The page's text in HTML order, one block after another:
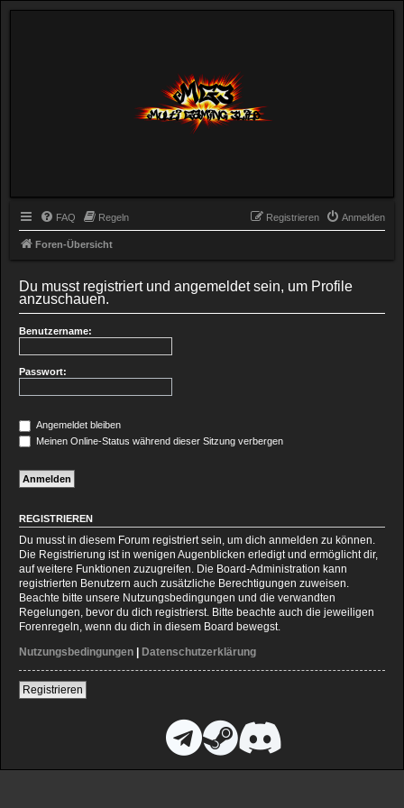
FAQ Regeln Anmelden
Registrieren
Foren-Übersicht
Du musst registriert und angemeldet sein, um Profile
anzuschauen.
Benutzername:
Passwort:
Angemeldet bleiben
Meinen Online-Status während dieser Sitzung verbergen
REGISTRIEREN
Du musst in diesem Forum registriert sein, um dich anmelden zu können.
Die Registrierung ist in wenigen Augenblicken erledigt und ermöglicht dir,
auf weitere Funktionen zuzugreifen. Die Board-Administration kann
registrierten Benutzern auch zusätzliche Berechtigungen zuweisen.
Beachte bitte unsere Nutzungsbedingungen und die verwandten
Regelungen, bevor du dich registrierst. Bitte beachte auch die jeweiligen
Forenregeln, wenn du dich in diesem Board bewegst.
Nutzungsbedingungen | Datenschutzerklärung
Registrieren
i
T
e
S
t
D
i